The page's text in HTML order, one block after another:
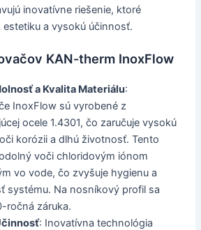
inovatívne riešenie, ktoré
a vysokú účinnosť.
KAN-therm InoxFlow
a Kvalita Materiálu:
InoxFlow sú vyrobené z
ocele 1.4301, čo zaručuje vysokú
korózii a dlhú životnosť. Tento
voči chloridovým iónom
vo vode, čo zvyšuje hygienu a
systému. Na nosníkový profil sa
ročná záruka.
: Inovatívna technológia